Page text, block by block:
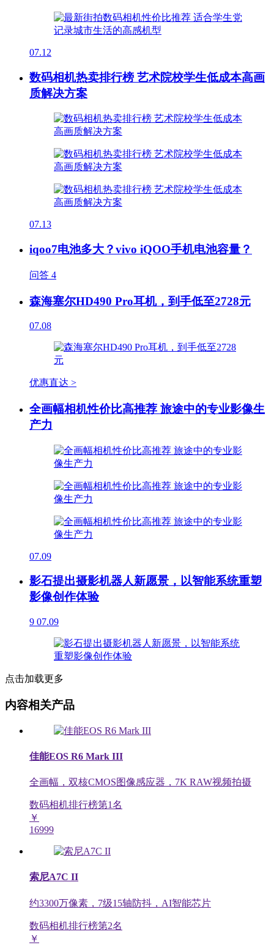
07.12
数码相机热卖排行榜 艺术院校学生低成本高画
质解决方案
07.13
iqoo7电池多大？vivo iQOO手机电池容量？
问答 4
森海塞尔HD490 Pro耳机，到手低至2728元
07.08
优惠直达 >
全画幅相机性价比高推荐 旅途中的专业影像生
产力
07.09
影石提出摄影机器人新愿景，以智能系统重塑
影像创作体验
9 07.09
点击加载更多
内容相关产品
佳能EOS R6 Mark III
全画幅，双核CMOS图像感应器，7K RAW视频拍摄
数码相机排行榜第1名
￥
16999
索尼A7C II
约3300万像素，7级15轴防抖，AI智能芯片
数码相机排行榜第2名
￥